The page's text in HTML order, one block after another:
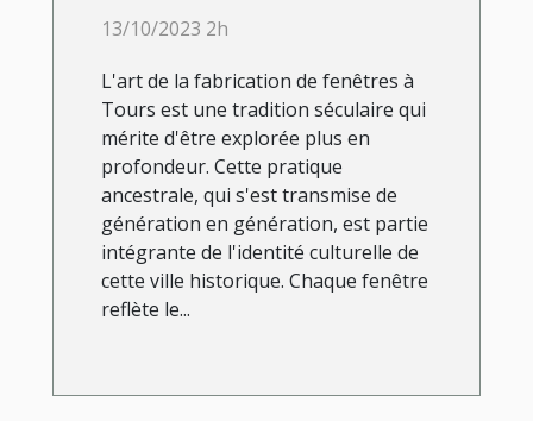
tradition séculaire
13/10/2023 2h
L'art de la fabrication de fenêtres à
Tours est une tradition séculaire qui
mérite d'être explorée plus en
profondeur. Cette pratique
ancestrale, qui s'est transmise de
génération en génération, est partie
intégrante de l'identité culturelle de
cette ville historique. Chaque fenêtre
reflète le...